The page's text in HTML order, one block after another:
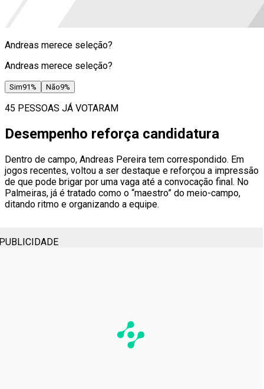
Andreas merece seleção?
Andreas merece seleção?
Sim91% Não9%
45 PESSOAS JÁ VOTARAM
Desempenho reforça candidatura
Dentro de campo, Andreas Pereira tem correspondido. Em
jogos recentes, voltou a ser destaque e reforçou a impressão
de que pode brigar por uma vaga até a convocação final. No
Palmeiras, já é tratado como o “maestro” do meio-campo,
ditando ritmo e organizando a equipe.